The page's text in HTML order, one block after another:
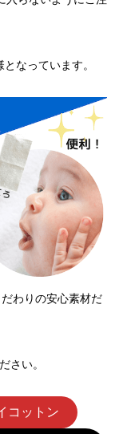
なっています。
わりの安心素材だ
さい。
コットン